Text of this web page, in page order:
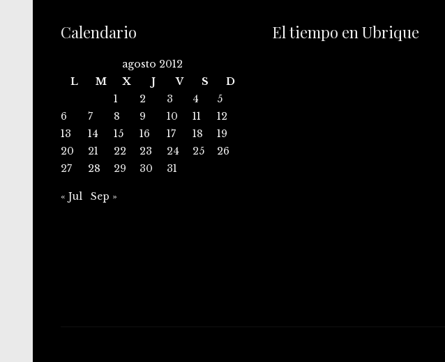
Calendario
agosto 2012
L
M X J V S
D
1
2 3 4
5
6
7 8 9 10 11
12
13
14 15 16 17 18
19
20
21 22 23 24 25
26
27
28 29 30 31
« Jul Sep »
El tiempo en Ubrique